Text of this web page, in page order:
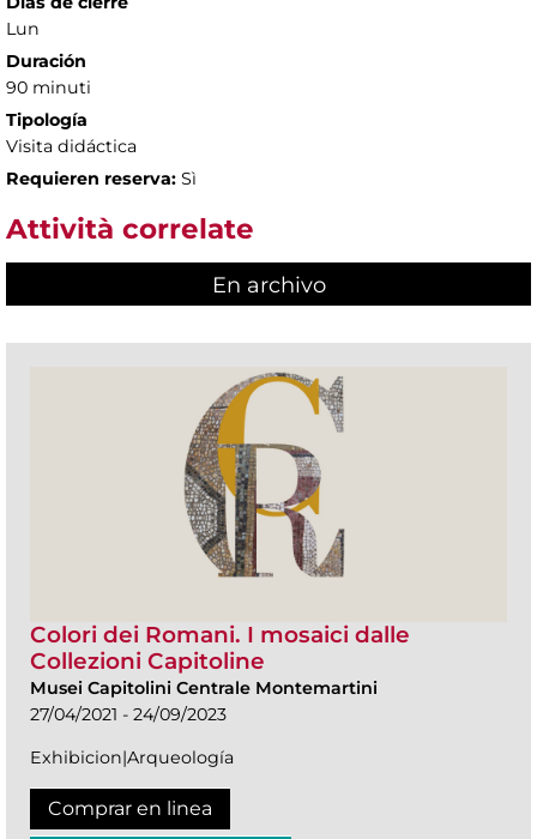
Lun
Duración
90 minuti
Tipología
Visita didáctica
Requieren reserva: Sì
Attività correlate
En archivo
Colori dei Romani. I mosaici dalle
Collezioni Capitoline
Musei Capitolini Centrale Montemartini
27/04/2021 - 24/09/2023
Exhibicion|Arqueología
Comprar en linea